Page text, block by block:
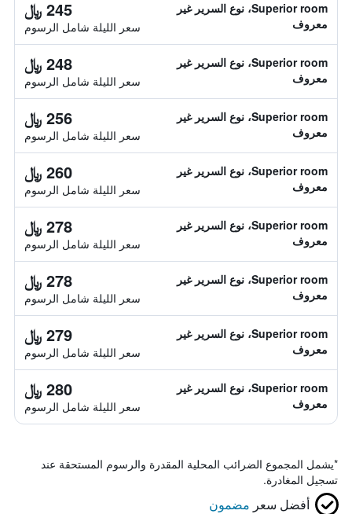
Superior room، نوع السرير غير
معروف
245 ﷼
سعر الليلة شامل الرسوم
Superior room، نوع السرير غير
معروف
248 ﷼
سعر الليلة شامل الرسوم
Superior room، نوع السرير غير
معروف
256 ﷼
سعر الليلة شامل الرسوم
Superior room، نوع السرير غير
معروف
260 ﷼
سعر الليلة شامل الرسوم
Superior room، نوع السرير غير
معروف
278 ﷼
سعر الليلة شامل الرسوم
Superior room، نوع السرير غير
معروف
278 ﷼
سعر الليلة شامل الرسوم
Superior room، نوع السرير غير
معروف
279 ﷼
سعر الليلة شامل الرسوم
Superior room، نوع السرير غير
معروف
280 ﷼
سعر الليلة شامل الرسوم
*يشمل المجموع الضرائب المحلية المقدرة والرسوم المستحقة عند
تسجيل المغادرة.
أفضل سعر مضمون